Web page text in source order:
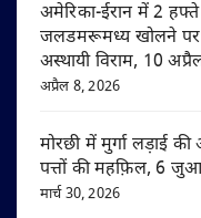
अमेरिका-ईरान में 2 हफ्ते
जलडमरूमध्य खोलने पर
अस्थायी विराम, 10
अप्रैल 8, 2026
मोरछी में मुर्गा लड़ाई
पत्तों की महफ़िल, 6
मार्च 30, 2026